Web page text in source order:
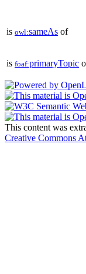
is owl:sameAs of
is foaf:primaryTopic
This content was
Creative Commons